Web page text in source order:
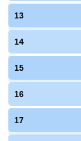
13
14
15
16
17